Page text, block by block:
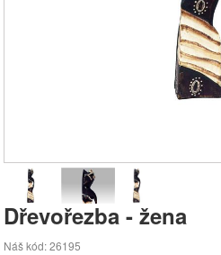
Dřevořezba - žena
Náš kód: 26195